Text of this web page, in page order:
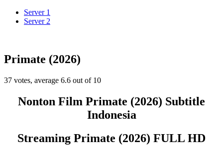
Server 1
Server 2
Primate (2026)
37 votes, average 6.6 out of 10
Nonton Film Primate (2026) Subtitle
Indonesia
Streaming Primate (2026) FULL HD